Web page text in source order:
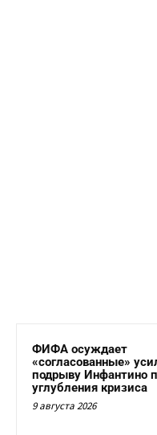
ФИФА осуждает
«согласованные»
подрыву Инфантино
углубления кризиса
9 августа 2026